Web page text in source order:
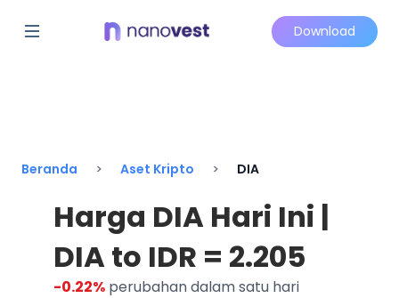
Download
Beranda Aset Kripto DIA
Harga DIA Hari Ini |
DIA to IDR = 2.205
-0.22%perubahan dalam satu hari